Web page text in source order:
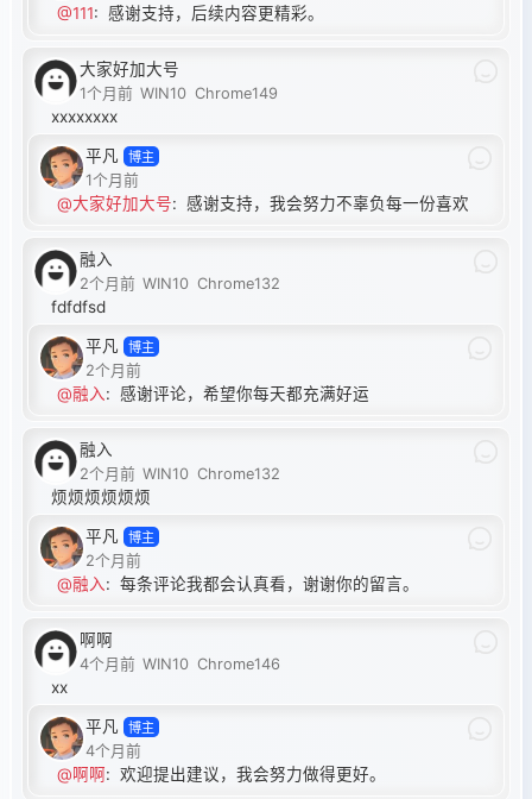
@111: 感谢支持，后续内容更精彩。
大家好加大号
1个月前 WIN10 Chrome149
xxxxxxxx
平凡 博主
1个月前
@大家好加大号: 感谢支持，我会努力不辜负每一份喜欢
融入
2个月前 WIN10 Chrome132
fdfdfsd
平凡 博主
2个月前
@融入: 感谢评论，希望你每天都充满好运
融入
2个月前 WIN10 Chrome132
烦烦烦烦烦烦
平凡 博主
2个月前
@融入: 每条评论我都会认真看，谢谢你的留言。
啊啊
4个月前 WIN10 Chrome146
xx
平凡 博主
4个月前
@啊啊: 欢迎提出建议，我会努力做得更好。